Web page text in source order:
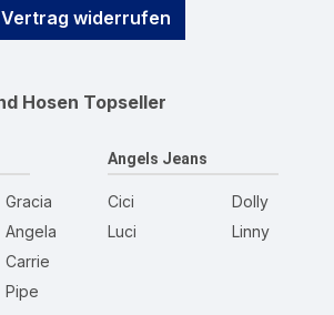
Vertrag widerrufen
Hosen Topseller
Gracia
Angela
Carrie
Pipe
Angels Jeans
Cici
Luci
Dolly
Linny